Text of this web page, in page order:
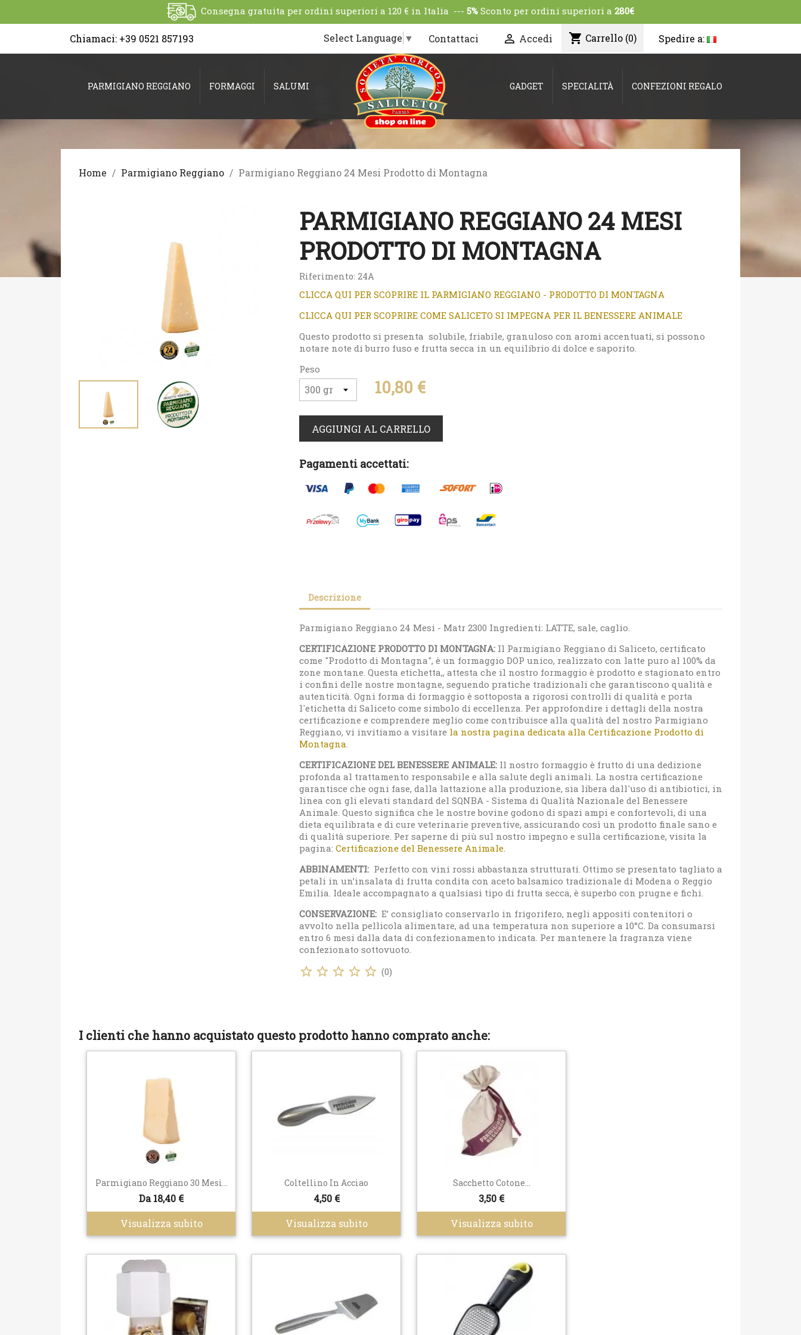
Consegna gratuita per ordini superiori a 120 € in Italia --- 5%Sconto per ordini superiori a 280€
Chiamaci: +39 0521 857193 Select Language ▼ Contattaci  Accedi shopping_cart Carrello (0) Spedire a:
PARMIGIANO REGGIANO FORMAGGI SALUMI CONFEZIONI REGALO
SPECIALITÀ
GADGET
Home Parmigiano Reggiano Parmigiano Reggiano 24 Mesi Prodotto di Montagna
PARMIGIANO REGGIANO 24 MESI
PRODOTTO DI MONTAGNA
Riferimento: 24A
CLICCA QUI PER SCOPRIRE IL PARMIGIANO REGGIANO - PRODOTTO DI MONTAGNA
CLICCA QUI PER SCOPRIRE COME SALICETO SI IMPEGNA PER IL BENESSERE ANIMALE
Questo prodotto si presenta solubile, friabile, granuloso con aromi accentuati, si possono
notare note di burro fuso e frutta secca in un equilibrio di dolce e saporito.
Peso
10,80 €
AGGIUNGI AL CARRELLO
Pagamenti accettati:
Descrizione
Parmigiano Reggiano 24 Mesi - Matr 2300 Ingredienti: LATTE, sale, caglio.
CERTIFICAZIONE PRODOTTO DI MONTAGNA:Il Parmigiano Reggiano di Saliceto, certificato
come "Prodotto di Montagna", è un formaggio DOP unico, realizzato con latte puro al 100% da
zone montane. Questa etichetta,, attesta che il nostro formaggio è prodotto e stagionato entro
i confini delle nostre montagne, seguendo pratiche tradizionali che garantiscono qualità e
autenticità. Ogni forma di formaggio è sottoposta a rigorosi controlli di qualità e porta
l'etichetta di Saliceto come simbolo di eccellenza. Per approfondire i dettagli della nostra
certificazione e comprendere meglio come contribuisce alla qualità del nostro Parmigiano
Reggiano, vi invitiamo a visitare la nostra pagina dedicata alla Certificazione Prodotto di
Montagna
CERTIFICAZIONE DEL BENESSERE ANIMALE:Il nostro formaggio è frutto di una dedizione
profonda al trattamento responsabile e alla salute degli animali. La nostra certificazione
garantisce che ogni fase, dalla lattazione alla produzione, sia libera dall'uso di antibiotici, in
linea con gli elevati standard del SQNBA - Sistema di Qualità Nazionale del Benessere
Animale. Questo significa che le nostre bovine godono di spazi ampi e confortevoli, di una
dieta equilibrata e di cure veterinarie preventive, assicurando così un prodotto finale sano e
di qualità superiore. Per saperne di più sul nostro impegno e sulla certificazione, visita la
pagina: Certificazione del Benessere Animale.
ABBINAMENTI:Perfetto con vini rossi abbastanza strutturati. Ottimo se presentato tagliato a
petali in un’insalata di frutta condita con aceto balsamico tradizionale di Modena o Reggio
Emilia. Ideale accompagnato a qualsiasi tipo di frutta secca, è superbo con prugne e fichi.
CONSERVAZIONE: E’ consigliato conservarlo in frigorifero, negli appositi contenitori o
avvolto nella pellicola alimentare, ad una temperatura non superiore a 10°C. Da consumarsi
entro 6 mesi dalla data di confezionamento indicata. Per mantenere la fragranza viene
confezionato sottovuoto.
star_border star_border star_border star_border star_border (0)
I clienti che hanno acquistato questo prodotto hanno comprato anche:
Parmigiano Reggiano 30 Mesi...
Da 18,40 €
Visualizza subito
Coltellino In Acciao
4,50 €
Visualizza subito
Sacchetto Cotone...
3,50 €
Visualizza subito